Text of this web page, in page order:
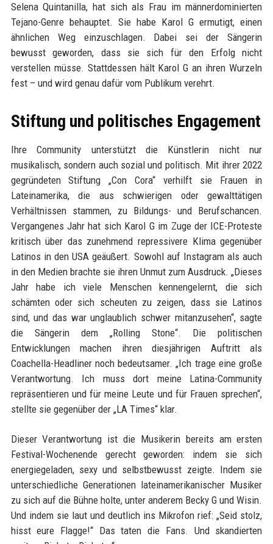
Selena Quintanilla, hat sich als Frau im männerdominierten
Tejano-Genre behauptet. Sie habe Karol G ermutigt, einen
ähnlichen Weg einzuschlagen. Dabei sei der Sängerin
bewusst geworden, dass sie sich für den Erfolg nicht
verstellen müsse. Stattdessen hält Karol G an ihren Wurzeln
fest – und wird genau dafür vom Publikum verehrt.
Stiftung und politisches Engagement
Ihre Community unterstützt die Künstlerin nicht nur
musikalisch, sondern auch sozial und politisch. Mit ihrer 2022
gegründeten Stiftung „Con Cora“ verhilft sie Frauen in
Lateinamerika, die aus schwierigen oder gewalttätigen
Verhältnissen stammen, zu Bildungs- und Berufschancen.
Vergangenes Jahr hat sich Karol G im Zuge der ICE-Proteste
kritisch über das zunehmend repressivere Klima gegenüber
Latinos in den USA geäußert. Sowohl auf Instagram als auch
in den Medien brachte sie ihren Unmut zum Ausdruck. „Dieses
Jahr habe ich viele Menschen kennengelernt, die sich
schämten oder sich scheuten zu zeigen, dass sie Latinos
sind, und das war unglaublich schwer mitanzusehen“, sagte
die Sängerin dem „Rolling Stone“. Die politischen
Entwicklungen machen ihren diesjährigen Auftritt als
Coachella-Headliner noch bedeutsamer. „Ich trage eine große
Verantwortung. Ich muss dort meine Latina-Community
repräsentieren und für meine Leute und für Frauen sprechen“,
stellte sie gegenüber der „LA Times“ klar.
Dieser Verantwortung ist die Musikerin bereits am ersten
Festival-Wochenende gerecht geworden: indem sie sich
energiegeladen, sexy und selbstbewusst zeigte. Indem sie
unterschiedliche Generationen lateinamerikanischer Musiker
zu sich auf die Bühne holte, unter anderem Becky G und Wisin.
Und indem sie laut und deutlich ins Mikrofon rief: „Seid stolz,
hisst eure Flagge!“ Das taten die Fans. Und skandierten